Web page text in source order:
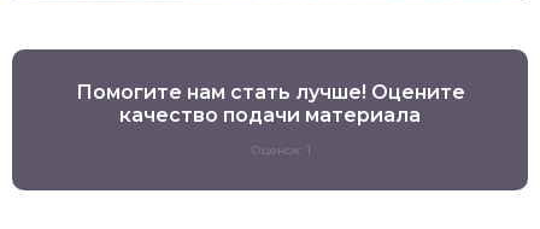
Помогите нам стать лучше! Оцените
качество подачи материала
Оценок: 1